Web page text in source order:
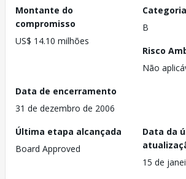
Montante do
compromisso
US$ 14.10 milhões
B
Risco
Não
Data de encerramento
31 de dezembro de 2006
Última etapa alcançada
Board Approved
Data da
15 de